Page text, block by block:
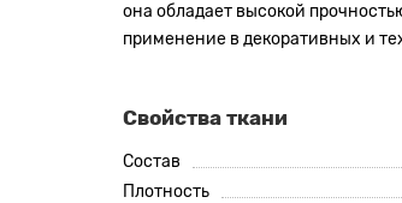
она обладает высокой
применение в декоративных и
Свойства ткани
Состав
Плотность